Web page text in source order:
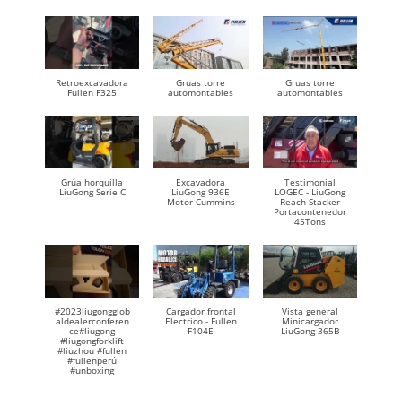
Retroexcavadora
Fullen F325
Gruas torre
automontables
Gruas torre
automontables
Grúa horquilla
LiuGong Serie C
Excavadora
LiuGong 936E
Motor Cummins
Testimonial
LOGEC - LiuGong
Reach Stacker
Portacontenedor
45Tons
#2023liugongglob
aldealerconferen
ce#liugong
#liugongforklift
#liuzhou #fullen
#fullenperú
#unboxing
Cargador frontal
Electrico - Fullen
F104E
Vista general
Minicargador
LiuGong 365B